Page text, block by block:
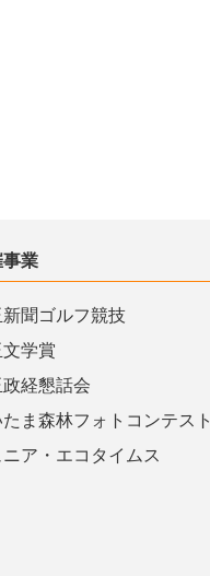
事業
聞ゴルフ競技
学賞
経懇話会
たま森林フォトコンテスト
ニア・エコタイムス